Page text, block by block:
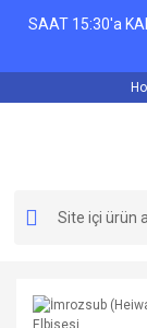
SAAT 15:30'a